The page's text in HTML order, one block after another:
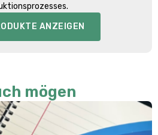
ANZEIGEN
mögen